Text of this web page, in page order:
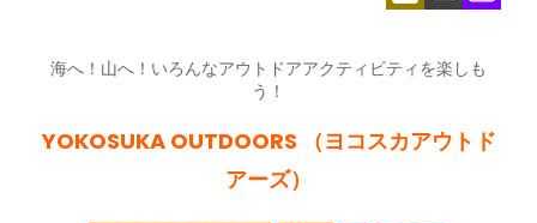
海へ！山へ！いろんなアウトドアアクティビティを楽しも
う！
YOKOSUKA OUTDOORS （ヨコスカアウトド
アーズ）